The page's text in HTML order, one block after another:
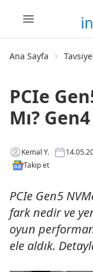
Ana Sayfa Tavsiye
PCIe
Mı?
Kemal Y.
Takip et
PCIe Gen5
fark nedir ve
oyun
ele aldık.